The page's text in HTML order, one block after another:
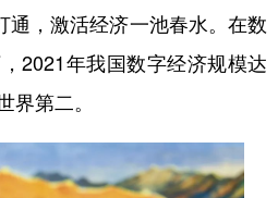
通，激活经济一池春水。在数
2021年我国数字经济规模达
第二。